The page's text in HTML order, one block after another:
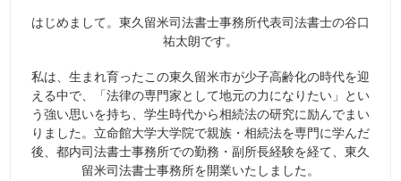
はじめまして。東久留米司法書士事務所代表司法書士の谷口
祐太朗です。
私は、生まれ育ったこの東久留米市が少子高齢化の時代を迎
える中で、「法律の専門家として地元の力になりたい」とい
う強い思いを持ち、学生時代から相続法の研究に励んでまい
りました。立命館大学大学院で親族・相続法を専門に学んだ
後、都内司法書士事務所での勤務・副所長経験を経て、東久
留米司法書士事務所を開業いたしました。